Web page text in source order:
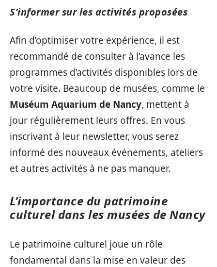
S’informer sur les activités proposées
Afin d’optimiser votre expérience, il est
recommandé de consulter à l’avance les
programmes d’activités disponibles lors de
votre visite. Beaucoup de musées, comme le
Muséum Aquarium de Nancy, mettent à
jour régulièrement leurs offres. En vous
inscrivant à leur newsletter, vous serez
informé des nouveaux événements, ateliers
et autres activités à ne pas manquer.
L’importance du patrimoine
culturel dans les musées de Nancy
Le patrimoine culturel joue un rôle
fondamental dans la mise en valeur des